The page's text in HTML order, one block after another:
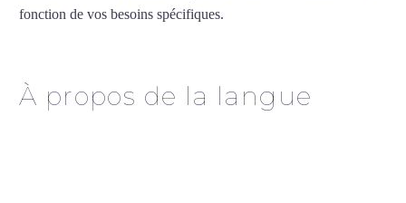
fonction de vos besoins spécifiques.
À propos de la langue